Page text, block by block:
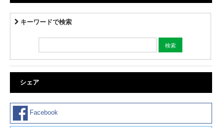
キーワードで検索
シェア
Facebook